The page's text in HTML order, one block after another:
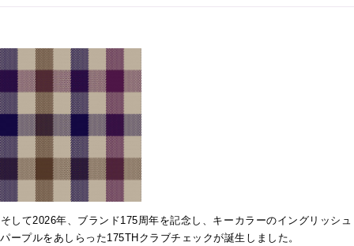
そして2026年、ブランド175周年を記念し、キーカラーのイングリッシュ
パープルをあしらった175THクラブチェックが誕生しました。